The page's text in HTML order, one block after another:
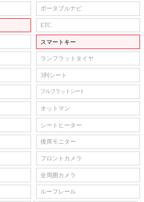
ポータブルナビ
ETC
スマートキー
ランフラットタイヤ
3列シート
フルフラットシート
オットマン
シートヒーター
後席モニター
フロントカメラ
全周囲カメラ
ルーフレール